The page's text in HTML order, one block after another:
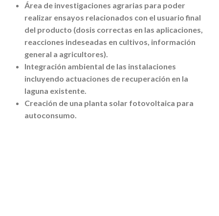
Área de investigaciones agrarias para poder
realizar ensayos relacionados con el usuario final
del producto (dosis correctas en las aplicaciones,
reacciones indeseadas en cultivos, información
general a agricultores).
Integración ambiental de las instalaciones
incluyendo actuaciones de recuperación en la
laguna existente.
Creación de una planta solar fotovoltaica para
autoconsumo.